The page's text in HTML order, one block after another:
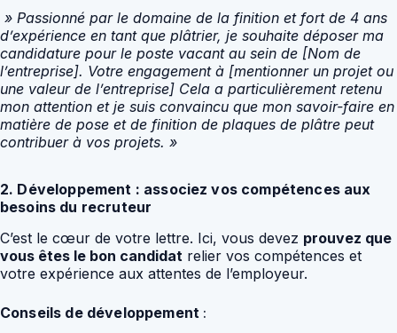
» Passionné par le domaine de la finition et fort de 4 ans
d’expérience en tant que plâtrier, je souhaite déposer ma
candidature pour le poste vacant au sein de [Nom de
l’entreprise]. Votre engagement à [mentionner un projet ou
une valeur de l’entreprise] Cela a particulièrement retenu
mon attention et je suis convaincu que mon savoir-faire en
matière de pose et de finition de plaques de plâtre peut
contribuer à vos projets. »
2. Développement : associez vos compétences aux
besoins du recruteur
C’est le cœur de votre lettre. Ici, vous devez prouvez que
vous êtes le bon candidat relier vos compétences et
votre expérience aux attentes de l’employeur.
Conseils de développement :